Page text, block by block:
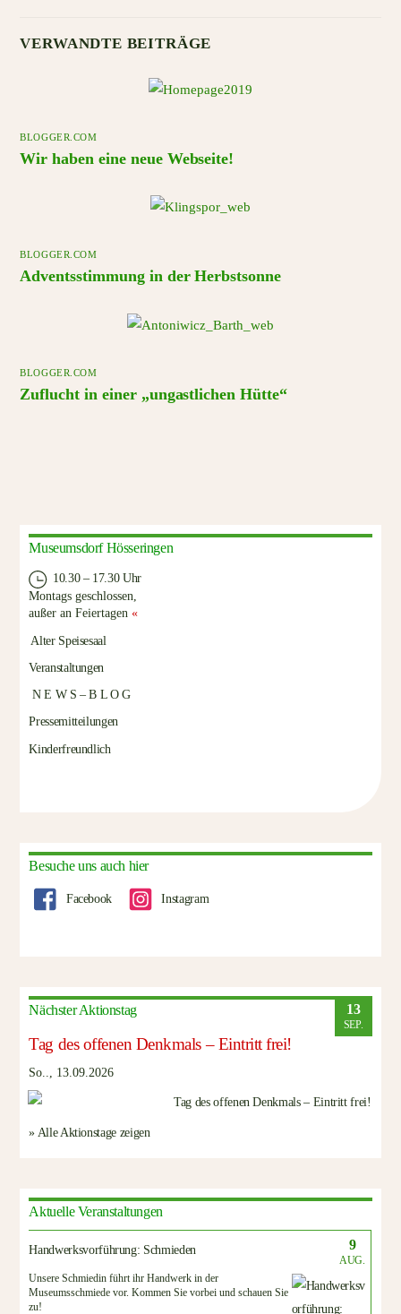
VERWANDTE BEITRÄGE
BLOGGER.COM
Wir haben eine neue Webseite!
BLOGGER.COM
Adventsstimmung in der Herbstsonne
BLOGGER.COM
Zuflucht in einer „ungastlichen Hütte“
Museumsdorf Hösseringen
10.30 – 17.30 Uhr
Montags geschlossen,
außer an Feiertagen«
Alter Speisesaal
Veranstaltungen
N E W S – B L O G
Pressemitteilungen
Kinderfreundlich
Besuche uns auch hier
Facebook Instagram
Nächster Aktionstag 13
SEP.
Tag des offenen Denkmals – Eintritt frei!
So.., 13.09.2026
» Alle Aktionstage zeigen
Aktuelle Veranstaltungen
Handwerksvorführung: Schmieden 9
AUG.
Unsere Schmiedin führt ihr Handwerk in der
Museumsschmiede vor. Kommen Sie vorbei und schauen Sie
zu!